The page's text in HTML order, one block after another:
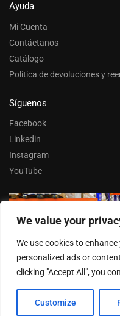
We value your
We use cookies to
personalized ads or
clicking "Accept All", you
Customize
Ayuda
Mi Cuenta
Contáctanos
Catálogo
Política de devoluciones y
Síguenos
Facebook
Linkedin
Instagram
YouTube
Trabaja